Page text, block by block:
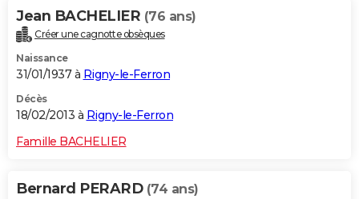
Jean BACHELIER (76 ans)
Créer une cagnotte obsèques
Naissance
31/01/1937 à Rigny-le-Ferron
Décès
18/02/2013 à Rigny-le-Ferron
Famille BACHELIER
Bernard PERARD (74 ans)